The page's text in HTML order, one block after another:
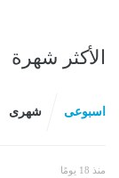
الأكثر شهرة
اسبوعى شهرى
منذ 18 يومًا